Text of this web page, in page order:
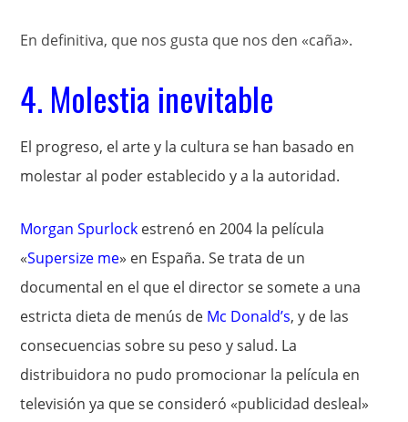
En definitiva, que nos gusta que nos den «caña».
4. Molestia inevitable
El progreso, el arte y la cultura se han basado en
molestar al poder establecido y a la autoridad.
Morgan Spurlock estrenó en 2004 la película
«Supersize me» en España. Se trata de un
documental en el que el director se somete a una
estricta dieta de menús de Mc Donald’s, y de las
consecuencias sobre su peso y salud. La
distribuidora no pudo promocionar la película en
televisión ya que se consideró «publicidad desleal»